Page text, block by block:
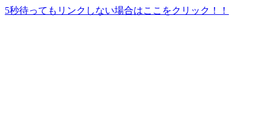
5秒待ってもリンクしない場合はここをクリック！！